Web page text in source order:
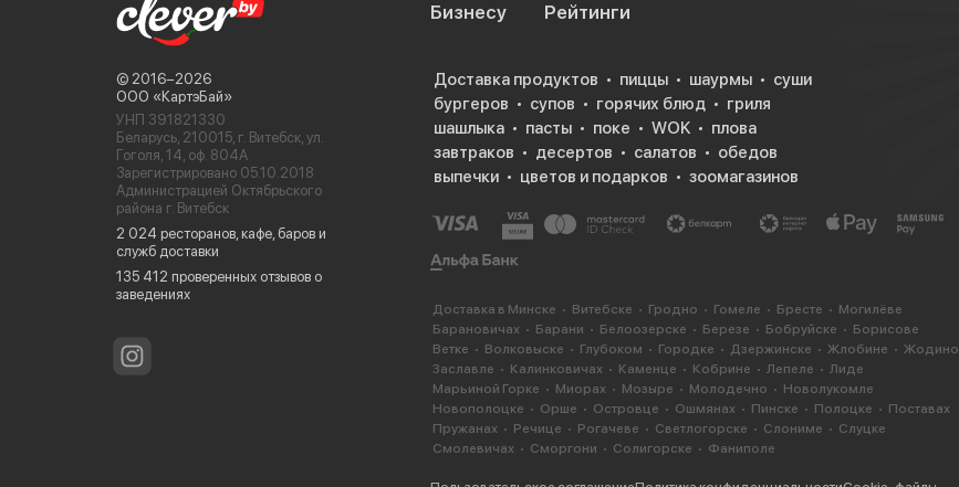
© 2016−2026
ООО «КартэБай»
УНП 391821330
Беларусь, 210015, г. Витебск, ул.
Гоголя, 14, оф. 804А
Зарегистрировано 05.10.2018
Администрацией Октябрьского
района г. Витебск
2 024 ресторанов, кафе, баров и
служб доставки
135 412 проверенных отзывов о
заведениях
Бизнесу Рейтинги
Доставка продуктов пиццы шаурмы
суши
бургеров
супов горячих блюд
гриля
шашлыка
пасты поке WOK
плова
завтраков
десертов салатов
обедов
выпечки
цветов и подарков зоомагазинов
Доставка в Минске Витебске Гродно Гомеле Бресте
Могилёве
Барановичах
Барани Белоозерске Березе Бобруйске
Борисове
Ветке
Волковыске Глубоком Городке Дзержинске Жлобине
Жодино
Заславле
Калинковичах Каменце Кобрине Лепеле
Лиде
Марьиной Горке
Миорах Мозыре Молодечно
Новолукомле
Новополоцке
Орше Островце Ошмянах Пинске Полоцке
Поставах
Пружанах
Речице Рогачеве Светлогорске Слониме
Слуцке
Смолевичах
Сморгони Солигорске Фаниполе